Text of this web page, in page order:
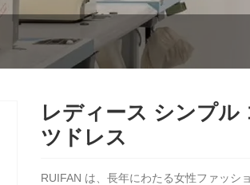
レディース シンプル
ツドレス
RUIFAN は、長年にわたる女性ファッシ